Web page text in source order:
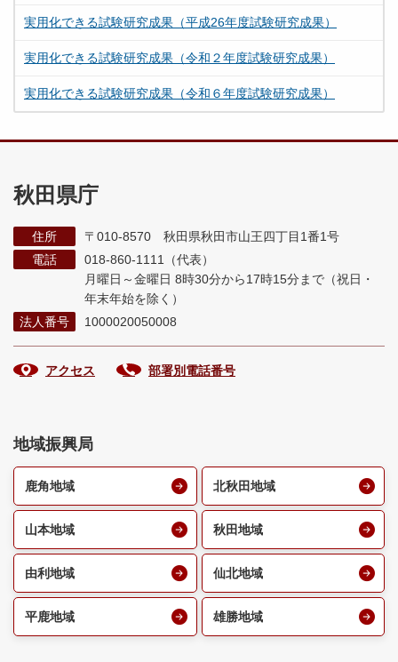
実用化できる試験研究成果（平成26年度試験研究成果）
実用化できる試験研究成果（令和２年度試験研究成果）
実用化できる試験研究成果（令和６年度試験研究成果）
秋田県庁
住所
〒010-8570 秋田県秋田市山王四丁目1番1号
電話
018-860-1111（代表）
月曜日～金曜日 8時30分から17時15分まで （祝日・
年末年始を除く）
法人番号
1000020050008
アクセス 部署別電話番号
地域振興局
鹿角地域 北秋田地域
山本地域 秋田地域
由利地域 仙北地域
平鹿地域 雄勝地域